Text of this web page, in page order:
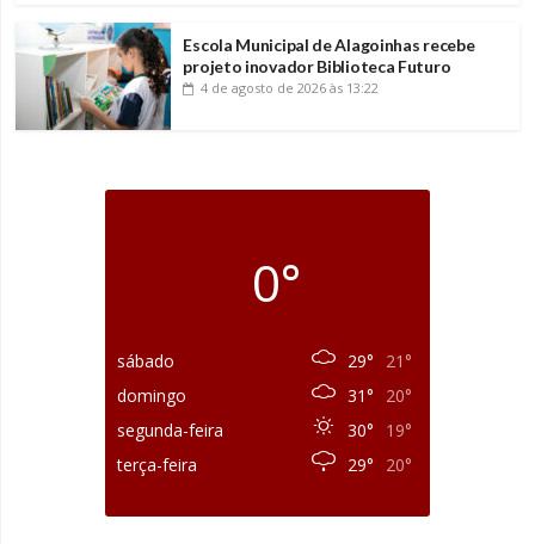
Escola Municipal de Alagoinhas recebe
projeto inovador Biblioteca Futuro
4 de agosto de 2026 às 13:22
0°
sábado 29°
21°
domingo
31°
20°
segunda-feira
30°
19°
terça-feira
29° 20°